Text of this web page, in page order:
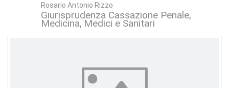
Rosario Antonio Rizzo
Giurisprudenza Cassazione Penale
Medicina Medici e Sanitari